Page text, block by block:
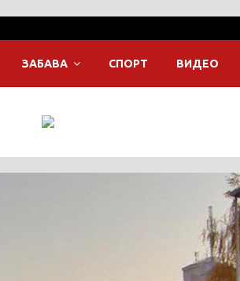
ЗАБАВА СПОРТ ВИДЕО